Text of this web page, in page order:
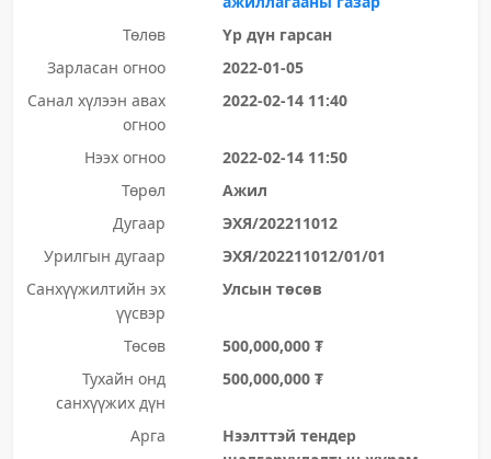
Төлөв
Үр дүн гарсан
Зарласан огноо
2022-01-05
Санал хүлээн авах
огноо
2022-02-14 11:40
Нээх огноо
2022-02-14 11:50
Төрөл
Ажил
Дугаар
ЭХЯ/202211012
Урилгын дугаар
ЭХЯ/202211012/01/01
Санхүүжилтийн эх
үүсвэр
Улсын төсөв
Төсөв
500,000,000 ₮
Тухайн онд
санхүүжих дүн
500,000,000 ₮
Арга
Нээлттэй тендер